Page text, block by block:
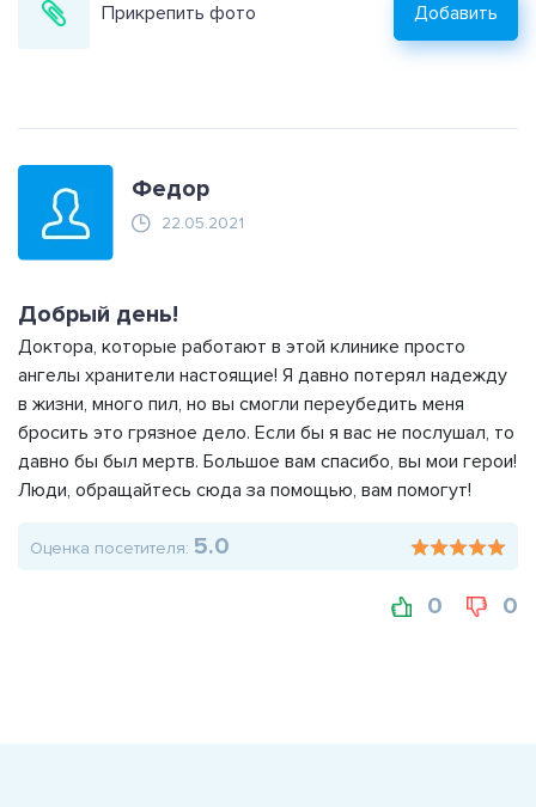
Прикрепить фото Добавить
Федор
22.05.2021
Добрый день!
Доктора, которые работают в этой клинике просто
ангелы хранители настоящие! Я давно потерял надежду
в жизни, много пил, но вы смогли переубедить меня
бросить это грязное дело. Если бы я вас не послушал, то
давно бы был мертв. Большое вам спасибо, вы мои герои!
Люди, обращайтесь сюда за помощью, вам помогут!
Оценка посетителя: 5.0
0 0